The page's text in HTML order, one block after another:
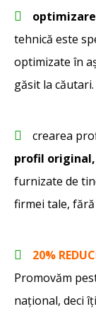
tehnică este
optimizate în
găsit la căutari.
crearea
profil
furnizate de
firmei tale,
20%
Promovăm
național, deci